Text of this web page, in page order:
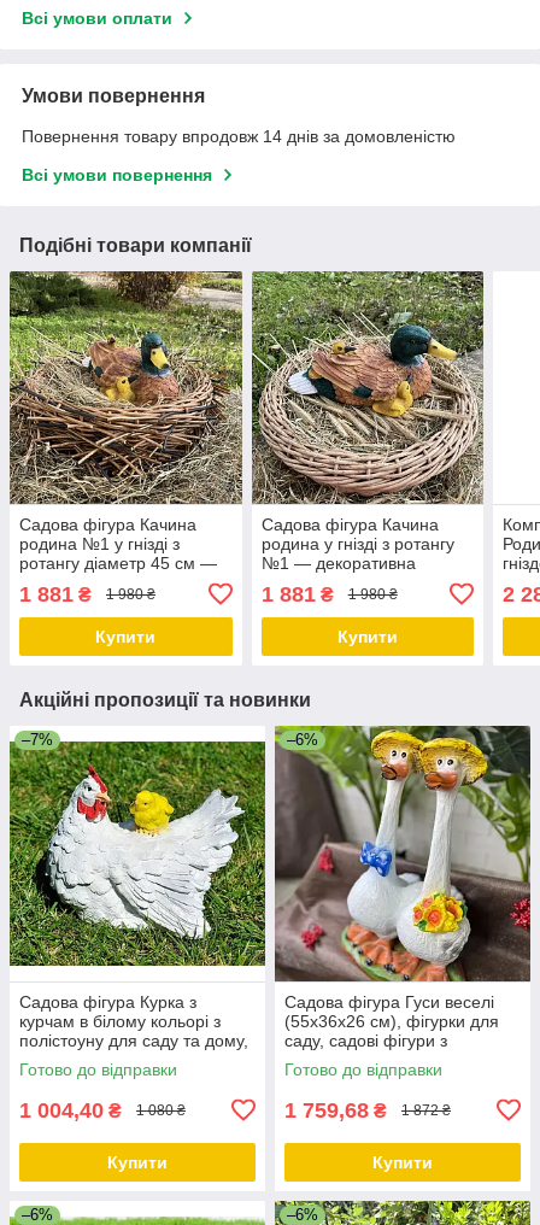
Всі умови оплати
Умови повернення
Повернення товару впродовж 14 днів за домовленістю
Всі умови повернення
Подібні товари компанії
Садова фігура Качина
родина №1 у гнізді з
ротангу діаметр 45 см —
1 881 ₴ 1 980 ₴
Купити
Садова фігура Качина
родина у гнізді з ротангу
№1 — декоративна
композиція, діаметр 45 см
1 881₴ 1 980 ₴
Купити
2
Акційні пропозиції та новинки
–7%
Садова фігура Курка з
курчам в білому кольорі з
полістоуну для саду та дому,
24×24×30 см
Готово до відправки
1 004,40 ₴ 1 080 ₴
Купити
–6%
Садова фігура Гуси веселі
(55х36х26 см), фігурки для
саду, садові фігури з
полістоуну, садово-паркові
фігури
Готово до відправки
1 759,68 ₴ 1 872 ₴
Купити
–6% –6%